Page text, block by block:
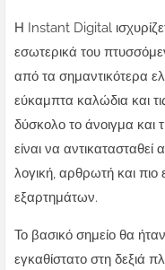
Η Instant Digital
εσωτερικά του
από τα σημαντικότερα
εύκαμπτα καλώδια και
δύσκολο το άνοιγμα και
είναι να
λογική, αρθρωτή και
εξαρτημάτων.
Το βασικό σημείο θα
εγκαθίστατο στη δεξιά